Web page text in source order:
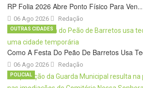
RP Folia 2026 Abre Ponto Físico Para
06 Ago 2026 Redação
Como A Festa Do Peão De Barretos Usa
06 Ago 2026
OUTRAS CIDADES
Redação
POLICIAL